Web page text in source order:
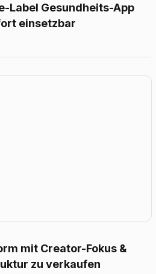
Label Gesundheits-App
einsetzbar
mit Creator-Fokus &
zu verkaufen